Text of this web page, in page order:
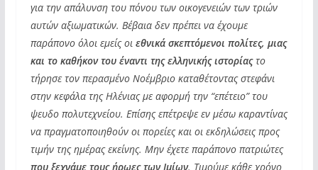
για την απάλυνση του πόνου των οικογενειών των τριών
αυτών αξιωματικών. Βέβαια δεν πρέπει να έχουμε
παράπονο όλοι εμείς οι εθνικά σκεπτόμενοι πολίτες, μιας
και το καθήκον του έναντι της ελληνικής ιστορίαςτο
τήρησε τον περασμένο Νοέμβριο καταθέτοντας στεφάνι
στην κεφάλα της Ηλένιας με αφορμή την “επέτειο” του
ψευδο πολυτεχνείου. Επίσης επέτρεψε εν μέσω καραντίνας
να πραγματοποιηθούν οι πορείες και οι εκδηλώσεις προς
τιμήν της ημέρας εκείνης. Μην έχετε παράπονο πατριώτες
που ξεχνάμε τους ήρωες των Ιμίων. Τιμούμε κάθε χρόνο